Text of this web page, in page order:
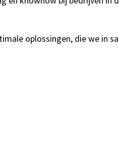
oplossingen, die we in